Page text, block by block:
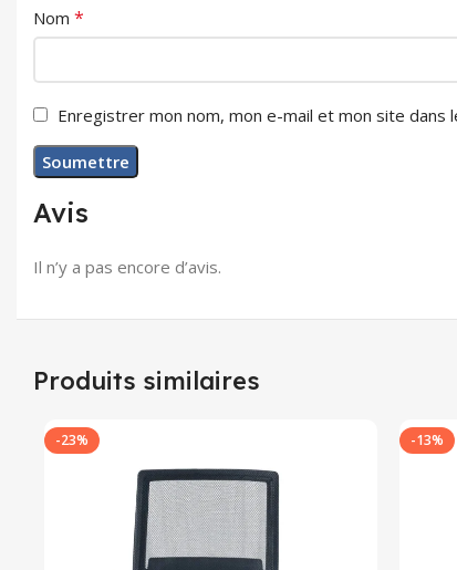
Avis
Il n’y a pas encore d’avis.
Nom *
Enregistrer mon nom, mon e-mail et mon site dans
Produits similaires
-23% -13%